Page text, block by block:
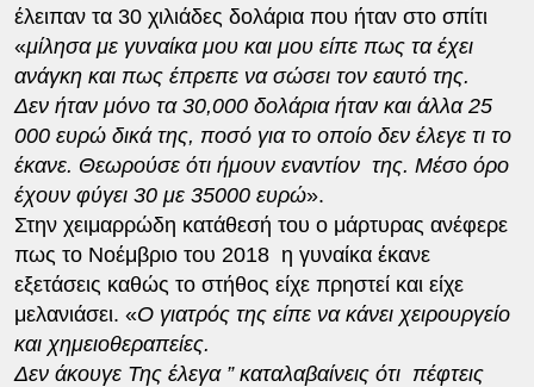
έλειπαν τα 30 χιλιάδες δολάρια που ήταν στο σπίτι
«μίλησα με γυναίκα μου και μου είπε πως τα έχει
ανάγκη και πως έπρεπε να σώσει τον εαυτό της.
Δεν ήταν μόνο τα 30,000 δολάρια ήταν και άλλα 25
000 ευρώ δικά της, ποσό για το οποίο δεν έλεγε τι το
έκανε. Θεωρούσε ότι ήμουν εναντίον της. Μέσο όρο
έχουν φύγει 30 με 35000 ευρώ».
Στην χειμαρρώδη κατάθεσή του ο μάρτυρας ανέφερε
πως το Νοέμβριο του 2018 η γυναίκα έκανε
εξετάσεις καθώς το στήθος είχε πρηστεί και είχε
μελανιάσει. «Ο γιατρός της είπε να κάνει χειρουργείο
και χημειοθεραπείες.
Δεν άκουγε Της έλεγα ” καταλαβαίνεις ότι πέφτεις